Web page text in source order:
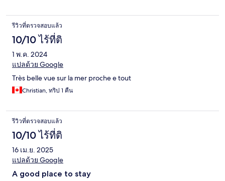
รีวิวที่ตรวจสอบแล้ว
10/10 ไร้ที่ติ
1 พ.ค. 2024
แปลด้วย Google
Très belle vue sur la mer proche e tout
Christian, ทริป 1 คืน
รีวิวที่ตรวจสอบแล้ว
10/10 ไร้ที่ติ
16 เม.ย. 2025
แปลด้วย Google
A good place to stay